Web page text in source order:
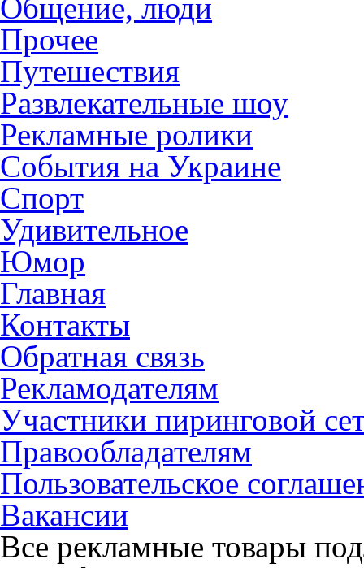
Общение, люди
Прочее
Путешествия
Развлекательные шоу
Рекламные ролики
События на Украине
Спорт
Удивительное
Юмор
Главная
Контакты
Обратная связь
Рекламодателям
Участники пиринговой
Правообладателям
Пользовательское
Вакансии
Все рекламные товары